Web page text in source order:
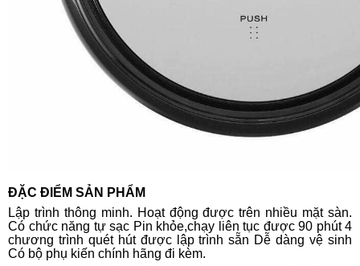
ĐẶC ĐIỂM SẢN PHẨM
Lập trình thông minh. Hoạt động được trên nhiều mặt sàn.
Có chức năng tự sạc Pin khỏe,chạy liên tục được 90 phút 4
chương trình quét hút được lập trình sẵn Dễ dàng vệ sinh
Có bộ phụ kiến chính hãng đi kèm.